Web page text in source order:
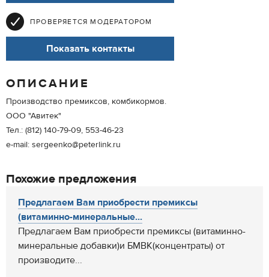
ПРОВЕРЯЕТСЯ МОДЕРАТОРОМ
Показать контакты
ОПИСАНИЕ
Производство премиксов, комбикормов.
ООО "Авитек"
Тел.: (812) 140-79-09, 553-46-23
e-mail: sergeenko@peterlink.ru
Похожие предложения
Предлагаем Вам приобрести премиксы
(витаминно-минеральные...
Предлагаем Вам приобрести премиксы (витаминно-
минеральные добавки)и БМВК(концентраты) от
производите...